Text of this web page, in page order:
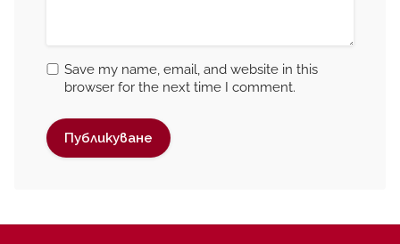
Save my name, email, and website in this
browser for the next time I comment.